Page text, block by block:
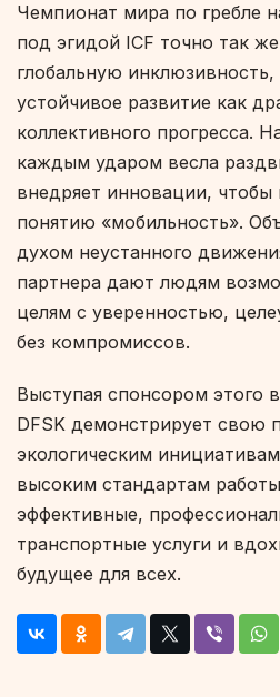
Чемпионат мира по гребле
под эгидой ICF точно так
глобальную
устойчивое развитие как
коллективного прогресса.
каждым ударом весла
внедряет инновации,
понятию «мобильность».
духом неустанного
партнера дают людям
целям с уверенностью,
без компромиссов.
Выступая спонсором этого
DFSK демонстрирует свою
экологическим
высоким стандартам
эффективные,
транспортные услуги и
будущее для всех.